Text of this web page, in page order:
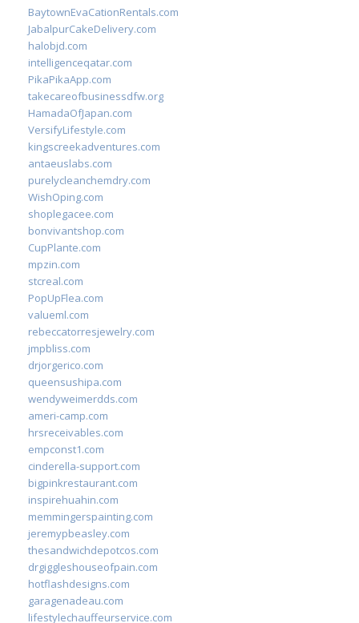
BaytownEvaCationRentals.com
JabalpurCakeDelivery.com
halobjd.com
intelligenceqatar.com
PikaPikaApp.com
takecareofbusinessdfw.org
HamadaOfJapan.com
VersifyLifestyle.com
kingscreekadventures.com
antaeuslabs.com
purelycleanchemdry.com
WishOping.com
shoplegacee.com
bonvivantshop.com
CupPlante.com
mpzin.com
stcreal.com
PopUpFlea.com
valueml.com
rebeccatorresjewelry.com
jmpbliss.com
drjorgerico.com
queensushipa.com
wendyweimerdds.com
ameri-camp.com
hrsreceivables.com
empconst1.com
cinderella-support.com
bigpinkrestaurant.com
inspirehuahin.com
memmingerspainting.com
jeremypbeasley.com
thesandwichdepotcos.com
drgiggleshouseofpain.com
hotflashdesigns.com
garagenadeau.com
lifestylechauffeurservice.com